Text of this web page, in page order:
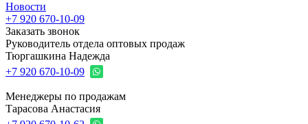
Новости
+7 920 670-10-09
Заказать звонок
Руководитель отдела оптовых продаж
Тюргашкина Надежда
+7 920 670-10-09
Менеджеры по продажам
Тарасова Анастасия